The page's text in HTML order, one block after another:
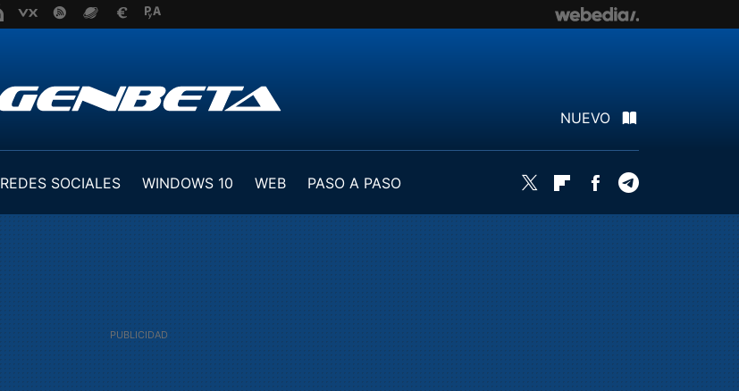
NUEVO
REDES SOCIALES WINDOWS 10 WEB
PASO A PASO
Twitter FlipboardFacebook